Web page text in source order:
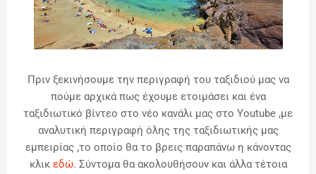
Πριν ξεκινήσουμε την περιγραφή του ταξιδιού μας να
πούμε αρχικά πως έχουμε ετοιμάσει και ένα
ταξιδιωτικό βίντεο στο νέο κανάλι μας στο Youtube ,με
αναλυτική περιγραφή όλης της ταξιδιωτικής μας
εμπειρίας ,το οποίο θα το βρεις παραπάνω η κάνοντας
κλικ εδώ. Σύντομα θα ακολουθήσουν και άλλα τέτοια